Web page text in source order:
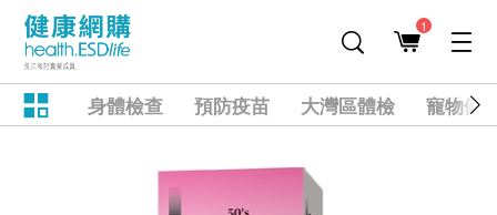
1
身體檢查 預防疫苗 大灣區體檢 寵物健